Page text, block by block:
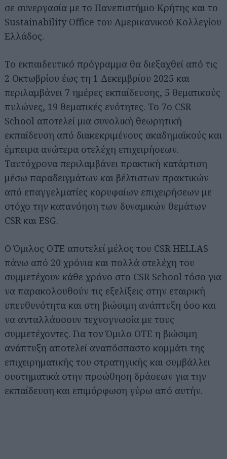
σε συνεργασία με το Πανεπιστήμιο Κρήτης και το
Sustainability Office του Αμερικανικού Κολλεγίου
Ελλάδος.
Το εκπαιδευτικό πρόγραμμα θα διεξαχθεί από τις
2 Οκτωβρίου έως τη 1 Δεκεμβρίου 2025 και
περιλαμβάνει 7 ημέρες εκπαίδευσης, 5 θεματικούς
πυλώνες, 19 θεματικές ενότητες. To 7ο CSR
School αποτελεί μια συνολική θεωρητική
εκπαίδευση από διακεκριμένους ακαδημαϊκούς και
έμπειρα ανώτερα στελέχη επιχειρήσεων.
Ταυτόχρονα περιλαμβάνει πρακτική κατάρτιση
μέσω παραδειγμάτων και βέλτιστων πρακτικών
από επαγγελματίες κορυφαίων επιχειρήσεων με
στόχο την κατανόηση των δυναμικών θεμάτων
CSR και ESG.
Ο Όμιλος ΟΤΕ αποτελεί μέλος του CSR HELLAS
πάνω από 20 χρόνια και πολλά στελέχη του
συμμετέχουν κάθε χρόνο στο CSR School τόσο για
να παρακολουθούν τις εξελίξεις στην εταιρική
υπευθυνότητα και στη βιώσιμη ανάπτυξη όσο και
να ανταλλάσσουν τεχνογνωσία με τους
συμμετέχοντες. Για τον Όμιλο ΟΤΕ η βιώσιμη
ανάπτυξη αποτελεί αναπόσπαστο κομμάτι της
επιχειρηματικής του στρατηγικής και συμβάλλει
συστηματικά στην προώθηση δράσεων για την
εκπαίδευση και επιμόρφωση γύρω από αυτήν.